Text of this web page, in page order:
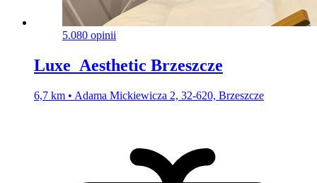
5.080 opinii
Luxe_Aesthetic Brzeszcze
6,7 km • Adama Mickiewicza 2, 32-620, Brzeszcze